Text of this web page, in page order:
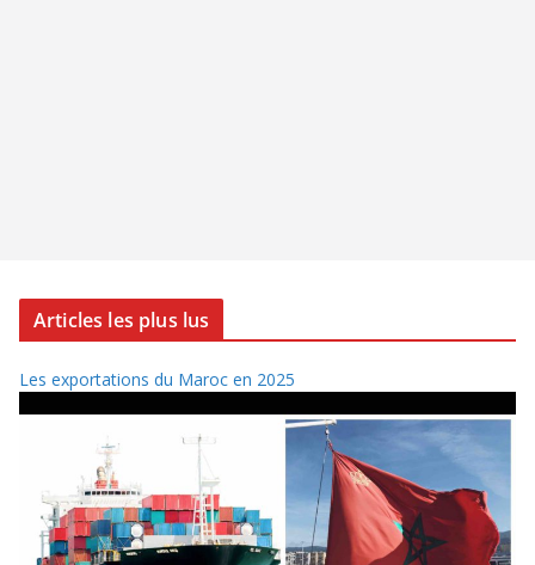
Articles les plus lus
Les exportations du Maroc en 2025